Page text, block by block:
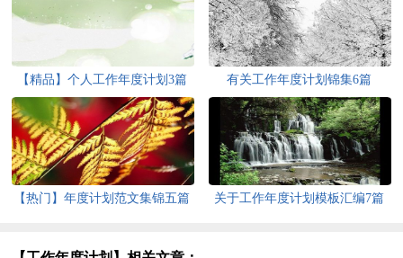
【精品】个人工作年度计划3篇 有关工作年度计划锦集6篇
【热门】年度计划范文集锦五篇 关于工作年度计划模板汇编7篇